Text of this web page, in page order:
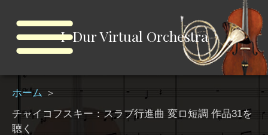
I-Dur Virtual Orchestra
ホーム ＞
チャイコフスキー：スラブ行進曲 変ロ短調 作品31を
聴く